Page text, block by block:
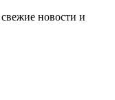
новости и